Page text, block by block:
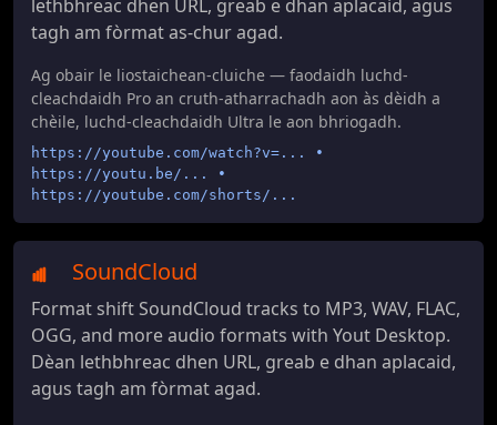
lethbhreac dhen URL, greab e dhan aplacaid, agus
tagh am fòrmat as-chur agad.
Ag obair le liostaichean-cluiche — faodaidh luchd-
cleachdaidh Pro an cruth-atharrachadh aon às dèidh a
chèile, luchd-cleachdaidh Ultra le aon bhriogadh.
https://youtube.com/watch?v=... •
https://youtu.be/... •
https://youtube.com/shorts/...
SoundCloud
Format shift SoundCloud tracks to MP3, WAV, FLAC,
OGG, and more audio formats with Yout Desktop.
Dèan lethbhreac dhen URL, greab e dhan aplacaid,
agus tagh am fòrmat agad.